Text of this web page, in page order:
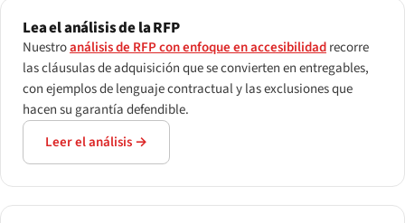
Lea el análisis de la RFP
Nuestroanálisis de RFP con enfoque en accesibilidadrecorre
las cláusulas de adquisición que se convierten en entregables,
con ejemplos de lenguaje contractual y las exclusiones que
hacen su garantía defendible.
Leer el análisis →